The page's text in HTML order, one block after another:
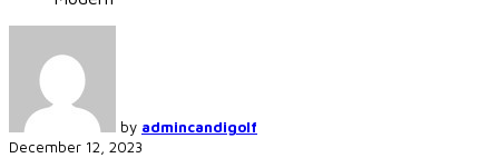
by admincandigolf
December 12, 2023